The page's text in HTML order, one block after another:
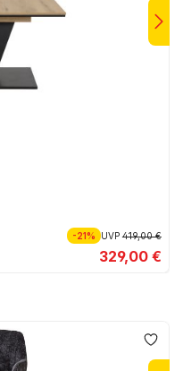
-21% UVP419,00 €
329,00 €